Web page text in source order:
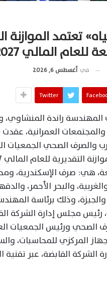
تعتمد الموازنة
في أغسطس 6, 2026
Twitter
راندة المنشاوي،
العمرانية،
والصرف الصحي الجمعيات
تابعة، هي: صرف الإسكندرية،
والبحر الأحمر،
وذلك برئاسة
مجلس إدارة الشركة
الصحي ورئيس الجمعيات
المركزي للمحاسبات،
القابضة، عبر تقنية